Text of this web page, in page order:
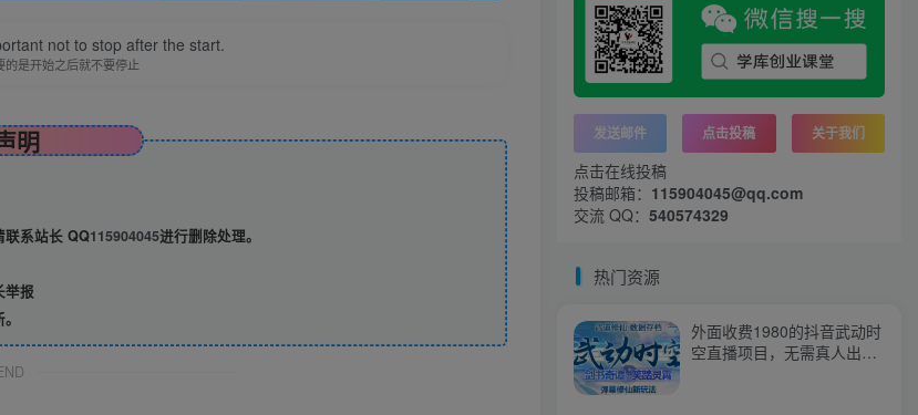
not to stop after the start.
是开始之后就不要停止
明
联系站长 QQ115904045进行删除处理。
举报
发送邮件 点击投稿 关于我们
点击在线投稿
投稿邮箱： 115904045@qq.com
交流 QQ： 540574329
热门资源
外面收费1980的抖音武动时
空直播项目，无需真人出